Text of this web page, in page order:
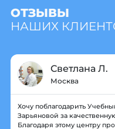
ОТЗЫВЫ
НАШИХ
Светлана Л.
Москва
Хочу поблагодарить
Зарьяновой за
Благодаря этому центру